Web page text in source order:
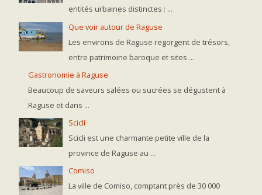
entités urbaines distinctes : ...
Que voir autour de Raguse
Les environs de Raguse regorgent de trésors,
entre patrimoine baroque et sites ...
Gastronomie à Raguse
Beaucoup de saveurs salées ou sucrées se dégustent à
Raguse et dans ...
Scicli
Scicli est une charmante petite ville de la
province de Raguse au ...
Comiso
La ville de Comiso, comptant près de 30 000